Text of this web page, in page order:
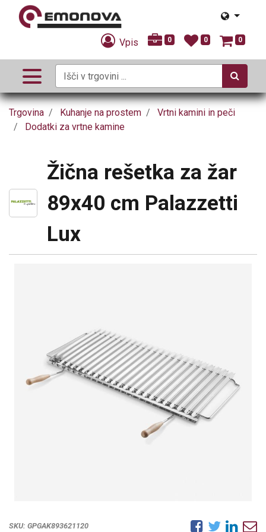
Vpis 0 0 0
Trgovina Kuhanje na prostem
Vrtni kamini in peči
Dodatki za vrtne kamine
Žična rešetka za žar
89x40 cm Palazzetti
Lux
SKU: GPGAK893621120